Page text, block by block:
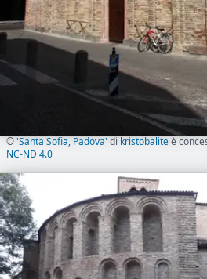
©'Santa Sofia, Padova'dikristobaliteè
NC-ND 4.0